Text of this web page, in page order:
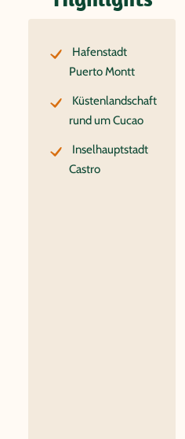
Hafenstadt
Puerto Montt
Küstenlandschaft
rund um Cucao
Inselhauptstadt
Castro